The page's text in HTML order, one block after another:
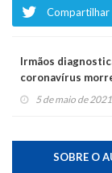
Irmãos
coronavírus
mesmo final de
5 de maio de 2021
SOBRE O